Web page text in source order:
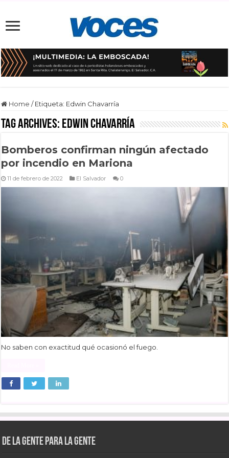
Home / Etiqueta: Edwin Chavarría
Tag Archives: Edwin Chavarría
Bomberos confirman ningún afectado
por incendio en Mariona
11 de febrero de 2022 El Salvador 0
No saben con exactitud qué ocasionó el fuego.
De la gente para la gente